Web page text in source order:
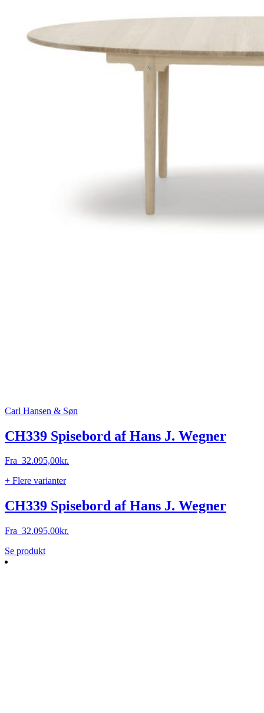
Carl Hansen & Søn
CH339 Spisebord af Hans J. Wegner
Fra 32.095,00kr.
+ Flere varianter
CH339 Spisebord af Hans J. Wegner
Fra 32.095,00kr.
Se produktDette